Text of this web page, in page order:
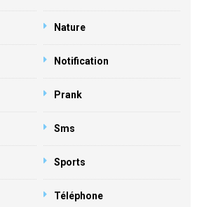
Nature
Notification
Prank
Sms
Sports
Téléphone